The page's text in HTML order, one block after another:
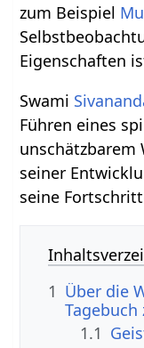
zum Beispiel
Eigenschaften
Swami
Führen eines
unschätzbarem
seiner
seine
1 Über die
Tagebuch
1.1